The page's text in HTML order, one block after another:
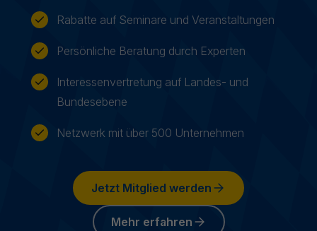
Rabatte auf Seminare und Veranstaltungen
Persönliche Beratung durch Experten
Interessenvertretung auf Landes- und
Bundesebene
Netzwerk mit über 500 Unternehmen
Jetzt Mitglied werden
Mehr erfahren